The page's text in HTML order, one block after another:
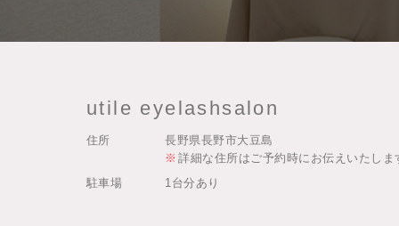
utile eyelashsalon
住所
長野県長野市大豆島
詳細な住所はご予約時にお伝えいたしま
駐車場
1台分あり